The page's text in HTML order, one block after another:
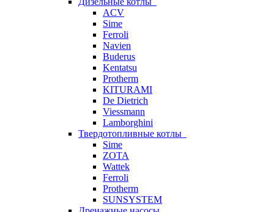
ACV
Sime
Ferroli
Navien
Buderus
Kentatsu
Protherm
KITURAMI
De Dietrich
Viessmann
Lamborghini
Твердотопливные котлы
Sime
ZOTA
Wattek
Ferroli
Protherm
SUNSYSTEM